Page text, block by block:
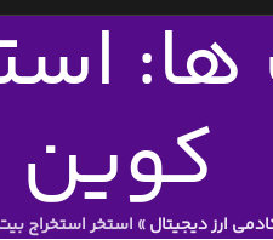
کوین
ارز دیجیتال» استخر استخراج